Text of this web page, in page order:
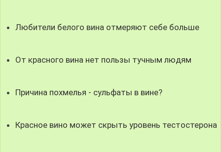
Любители белого вина отмеряют себе больше
От красного вина нет пользы тучным людям
Причина похмелья - сульфаты в вине?
Красное вино может скрыть уровень тестостерона